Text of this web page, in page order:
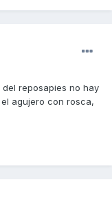
reposapies no hay
agujero con rosca,